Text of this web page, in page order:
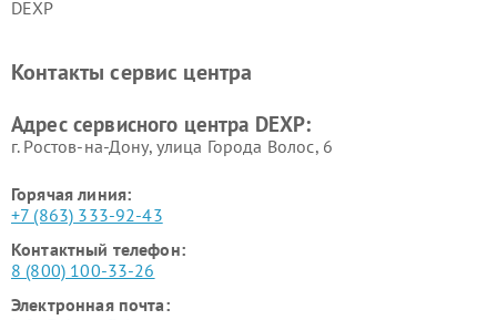
DEXP
Ремонт серверов DEXP
Ремонт мини пк DEXP
Контакты сервис центра
Адрес сервисного центра DEXP:
г. Ростов-на-Дону, улица Города Волос, 6
Горячая линия:
+7 (863) 333-92-43
Контактный телефон:
8 (800) 100-33-26
Электронная почта: